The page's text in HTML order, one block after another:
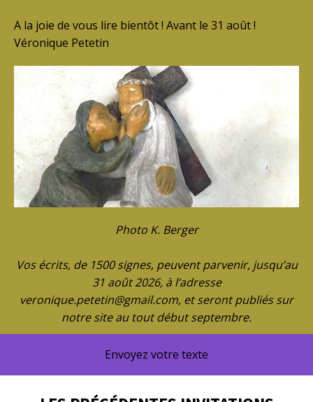
A la joie de vous lire bientôt ! Avant le 31 août !
Véronique Petetin
Photo K. Berger
Vos écrits, de 1500 signes, peuvent parvenir, jusqu’au
31 août 2026, à l’adresse
veronique.petetin@gmail.com, et seront publiés sur
notre site au tout début septembre.
Envoyez votre texte